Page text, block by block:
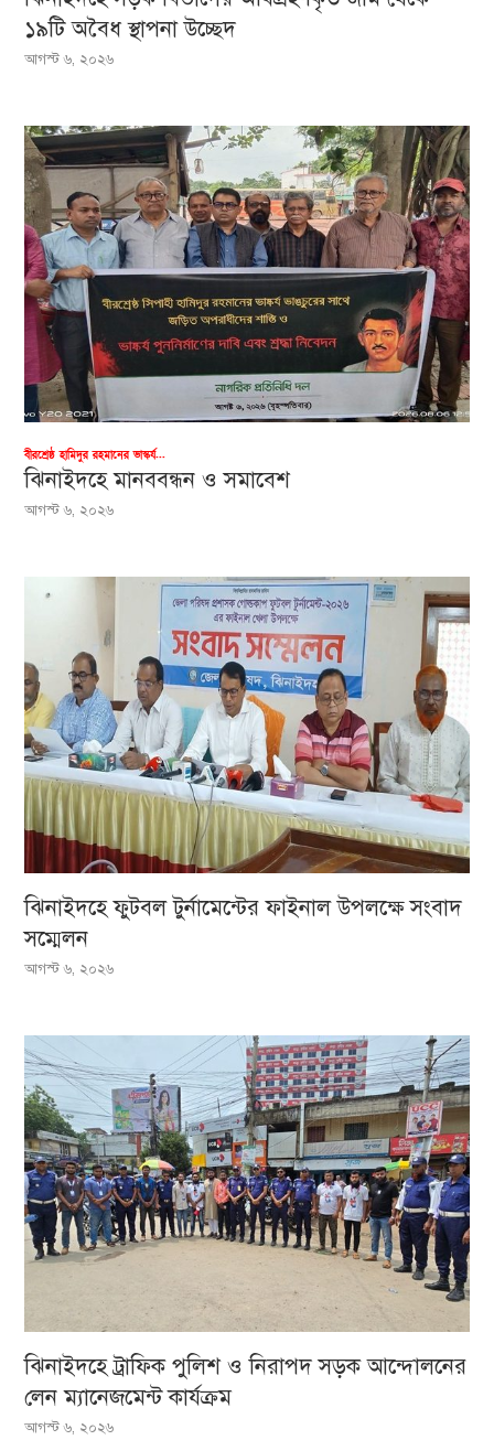
১৯টি অবৈধ স্থাপনা উচ্ছেদ
আগস্ট ৬, ২০২৬
বীরশ্রেষ্ঠ হামিদুর রহমানের ভাস্কর্য...
ঝিনাইদহে মানববন্ধন ও সমাবেশ
আগস্ট ৬, ২০২৬
ঝিনাইদহে ফুটবল টুর্নামেন্টের ফাইনাল উপলক্ষে সংবাদ
সম্মেলন
আগস্ট ৬, ২০২৬
ঝিনাইদহে ট্রাফিক পুলিশ ও নিরাপদ সড়ক আন্দোলনের
লেন ম্যানেজমেন্ট কার্যক্রম
আগস্ট ৬, ২০২৬